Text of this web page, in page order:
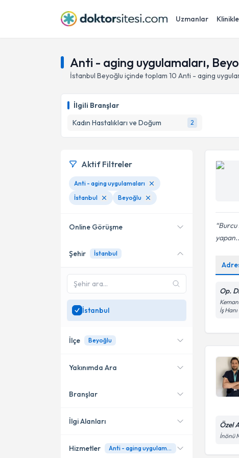
Uzmanlar
Anti - aging uygulamaları,
İstanbul Beyoğlu içinde toplam 10 Anti - aging
İlgili Branşlar
Kadın Hastalıkları ve Doğum
2
Burcu
Op.
İş
Özel
İnönü
Aktif Filtreler
Anti - aging uygulamaları
İstanbul
Beyoğlu
Online Görüşme
Online danışmanlık sunan
Sadeceİstanbul
uzman ara
Şehir İstanbul
İstanbul
İlçe Beyoğlu
Şişli
Ataşehir
Yakınımda Ara
Konumuma yakın uzmanları
Branşlar
Kadın Hastalıkları ve Doğum
İlgi Alanları
Hizmetler Anti - aging uygulamaları